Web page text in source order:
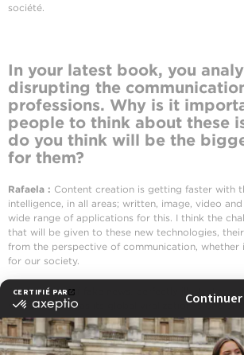
société.
In your latest book, you
disrupting the
professions. Why is it
people to think about these
do you think will be the
for them?
Rafaela : Content creation is getting faster with
intelligence, in all areas; written, image, video
wide range of applications for this. I think the
that will be given to these new technologies,
from the perspective of communication,
for our society.
The creation of fake news, perfectly illustrated
videos, as well as its global viralization is one of
worries experts. It is already arduous to discern
not. Intellectual property is also another aspect
and intellectuals.